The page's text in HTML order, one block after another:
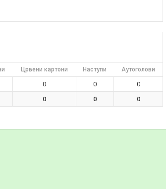
Црвени картони Наступи Аутоголови
0 0
0
0 0 0